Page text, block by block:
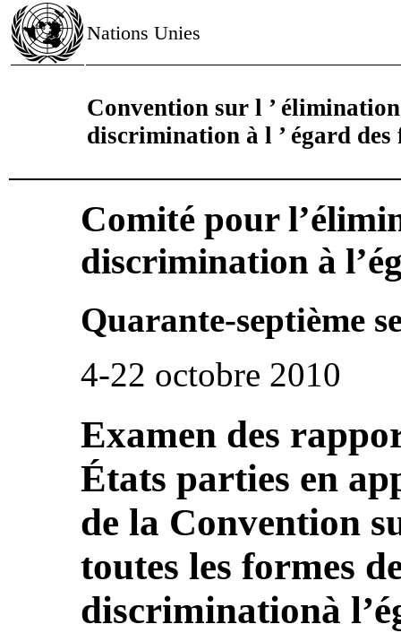
Nations Unies
Convention sur l ’
discrimination à l ’ égard des
Comité pour
discrimination à
Quarante-septième
4-22 octobre 2010
Examen des
États parties en
de la Convention
toutes les formes
discriminationà